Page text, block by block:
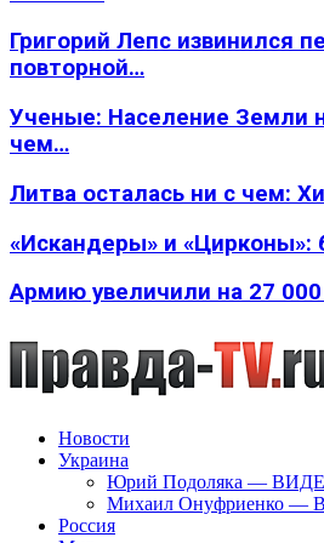
Григорий Лепс извинился
повторной…
Ученые: Население Земли
чем…
Литва осталась ни с чем:
«Искандеры» и «Цирконы»:
Армию увеличили на 27
Новости
Украина
Юрий Подоляка —
Михаил Онуфриенко —
Россия